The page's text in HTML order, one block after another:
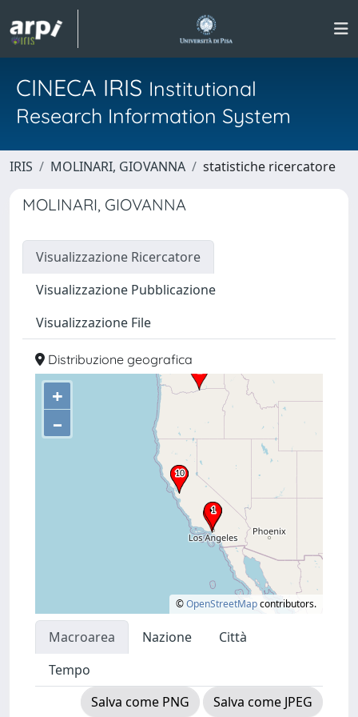
CINECA IRIS Institutional
Research Information System
IRIS MOLINARI, GIOVANNA statistiche ricercatore
MOLINARI, GIOVANNA
Visualizzazione Ricercatore
Visualizzazione Pubblicazione
Visualizzazione File
Distribuzione geografica
+
–
©OpenStreetMapcontributors.
Macroarea Nazione
Città
Tempo
Salva come PNG
Salva come JPEG